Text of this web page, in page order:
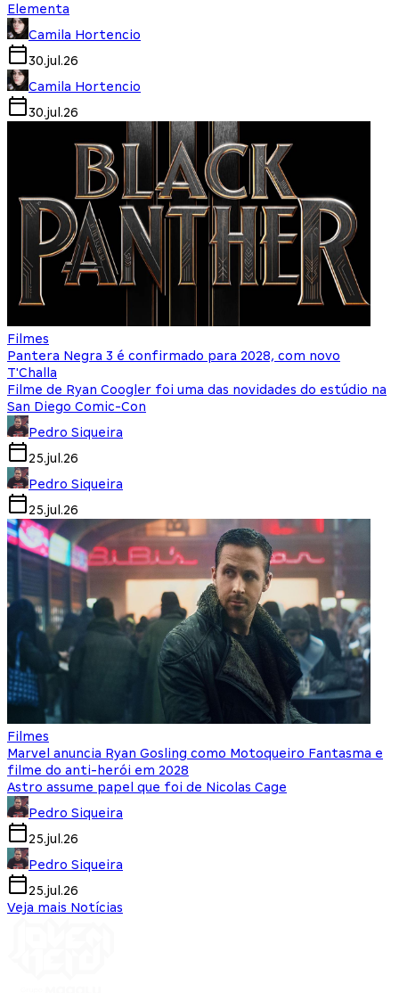
Elementa
Camila Hortencio
30.jul.26
Camila Hortencio
30.jul.26
Filmes
Pantera Negra 3 é confirmado para 2028, com novo
T'Challa
Filme de Ryan Coogler foi uma das novidades do estúdio na
San Diego Comic-Con
Pedro Siqueira
25.jul.26
Pedro Siqueira
25.jul.26
Filmes
Marvel anuncia Ryan Gosling como Motoqueiro Fantasma e
filme do anti-herói em 2028
Astro assume papel que foi de Nicolas Cage
Pedro Siqueira
25.jul.26
Pedro Siqueira
25.jul.26
Veja mais Notícias